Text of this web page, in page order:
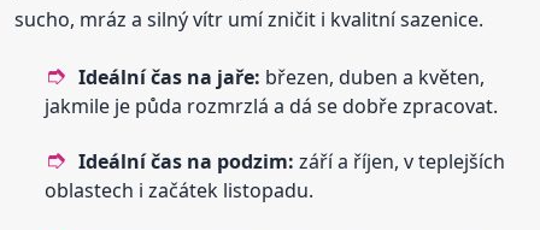
sucho, mráz a silný vítr umí zničit i kvalitní sazenice.
Ideální čas na jaře: březen, duben a květen,
jakmile je půda rozmrzlá a dá se dobře zpracovat.
Ideální čas na podzim: září a říjen, v teplejších
oblastech i začátek listopadu.